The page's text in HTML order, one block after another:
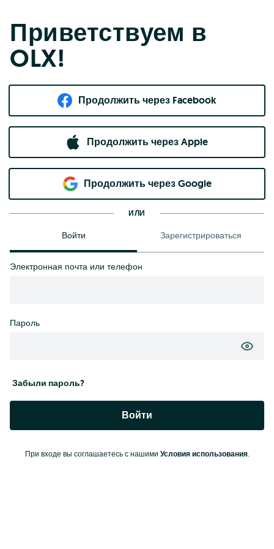
Приветствуем в
OLX!
Продолжить через Facebook
Продолжить через Apple
Продолжить через Google
ИЛИ
Войти Зарегистрироваться
Электронная почта или телефон
Пароль
Забыли пароль?
Войти
При входе вы соглашаетесь с нашими Условия использования.